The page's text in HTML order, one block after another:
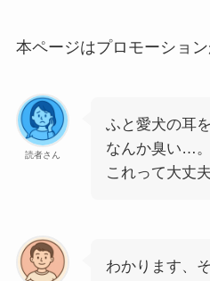
本ページはプロモーショ
読者さん
ふと愛犬の耳
なんか臭い…。
これって大丈
わかります、